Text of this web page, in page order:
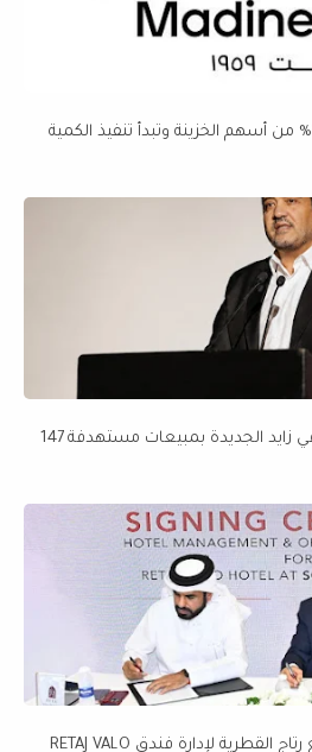
مدينة مصر تستكمل شراء 1% من أسهم الخزينة وتبدأ تنفيذ الكمية
PRE Group تطور 380 فدانًا في زايد الجديدة بمبيعات مستهدفة 147
VALO Hospitality تتعاقد مع رتاج القطرية لإدارة فندق RETAJ VALO